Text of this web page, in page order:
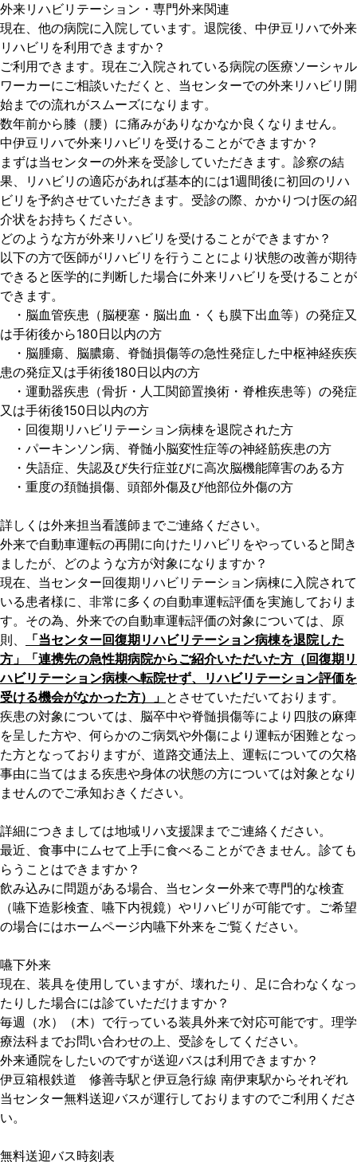
外来リハビリテーション・専門外来関連
現在、他の病院に入院しています。退院後、中伊豆リハで外来
リハビリを利用できますか？
ご利用できます。現在ご入院されている病院の医療ソーシャル
ワーカーにご相談いただくと、当センターでの外来リハビリ開
始までの流れがスムーズになります。
数年前から膝（腰）に痛みがありなかなか良くなりません。
中伊豆リハで外来リハビリを受けることができますか？
まずは当センターの外来を受診していただきます。診察の結
果、リハビリの適応があれば基本的には1週間後に初回のリハ
ビリを予約させていただきます。受診の際、かかりつけ医の紹
介状をお持ちください。
どのような方が外来リハビリを受けることができますか？
以下の方で医師がリハビリを行うことにより状態の改善が期待
できると医学的に判断した場合に外来リハビリを受けることが
できます。
・脳血管疾患（脳梗塞・脳出血・くも膜下出血等）の発症又
は手術後から180日以内の方
・脳腫瘍、脳膿瘍、脊髄損傷等の急性発症した中枢神経疾疾
患の発症又は手術後180日以内の方
・運動器疾患（骨折・人工関節置換術・脊椎疾患等）の発症
又は手術後150日以内の方
・回復期リハビリテーション病棟を退院された方
・パーキンソン病、脊髄小脳変性症等の神経筋疾患の方
・失語症、失認及び失行症並びに高次脳機能障害のある方
・重度の頚髄損傷、頭部外傷及び他部位外傷の方
詳しくは外来担当看護師までご連絡ください。
外来で自動車運転の再開に向けたリハビリをやっていると聞き
ましたが、どのような方が対象になりますか？
現在、当センター回復期リハビリテーション病棟に入院されて
いる患者様に、非常に多くの自動車運転評価を実施しておりま
す。その為、外来での自動車運転評価の対象については、原
則、
「当センター回復期リハビリテーション病棟を退院した
方」「連携先の急性期病院からご紹介いただいた方（回復期リ
ハビリテーション病棟へ転院せず、リハビリテーション評価を
受ける機会がなかった方）」 とさせていただいております。
疾患の対象については、脳卒中や脊髄損傷等により四肢の麻痺
を呈した方や、何らかのご病気や外傷により運転が困難となっ
た方となっておりますが、道路交通法上、運転についての欠格
事由に当てはまる疾患や身体の状態の方については対象となり
ませんのでご承知おきください。
詳細につきましては地域リハ支援課までご連絡ください。
最近、食事中にムセて上手に食べることができません。診ても
らうことはできますか？
飲み込みに問題がある場合、当センター外来で専門的な検査
（嚥下造影検査、嚥下内視鏡）やリハビリが可能です。ご希望
の場合にはホームページ内嚥下外来をご覧ください。
嚥下外来
現在、装具を使用していますが、壊れたり、足に合わなくなっ
たりした場合には診ていただけますか？
毎週（水）（木）で行っている装具外来で対応可能です。理学
療法科までお問い合わせの上、受診をしてください。
外来通院をしたいのですが送迎バスは利用できますか？
伊豆箱根鉄道 修善寺駅と伊豆急行線 南伊東駅からそれぞれ
当センター無料送迎バスが運行しておりますのでご利用くださ
い。
無料送迎バス時刻表